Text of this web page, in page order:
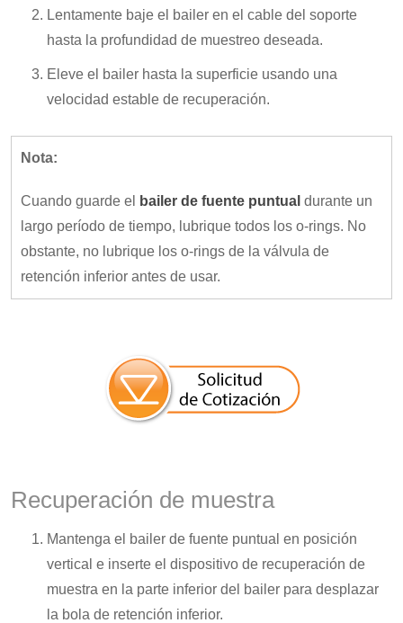
Lentamente baje el bailer en el cable del soporte
hasta la profundidad de muestreo deseada.
Eleve el bailer hasta la superficie usando una
velocidad estable de recuperación.
Nota:
Cuando guarde el bailer de fuente puntual durante un
largo período de tiempo, lubrique todos los o-rings. No
obstante, no lubrique los o-rings de la válvula de
retención inferior antes de usar.
Recuperación de muestra
Mantenga el bailer de fuente puntual en posición
vertical e inserte el dispositivo de recuperación de
muestra en la parte inferior del bailer para desplazar
la bola de retención inferior.